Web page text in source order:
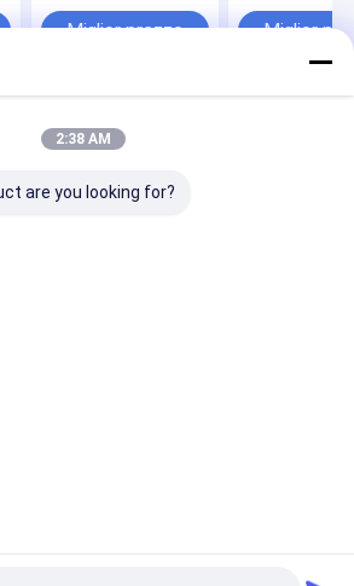
dell'acciaio
Miglior prezzo Miglior
del sito
Privacy Policy
Co., Ltd. All Rights Reserved.
2:38 AM
are you looking for?